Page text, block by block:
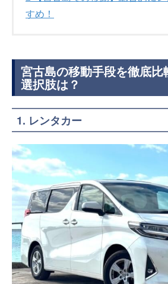
すめ！
宮古島の移動手段を徹底
選択肢は？
1. レンタカー